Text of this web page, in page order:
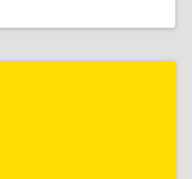
г, Радищева ул,